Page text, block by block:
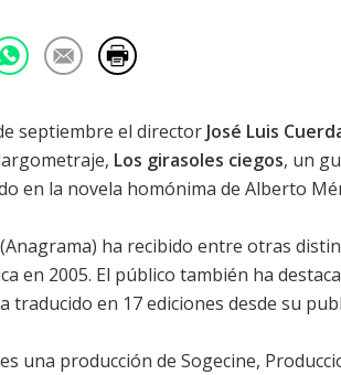
septiembre el director José Luis
Los girasoles ciegos, un
en la novela homónima de Alberto
ha recibido entre otras
en 2005. El público también ha
traducido en 17 ediciones desde su
es una producción de Sogecine,